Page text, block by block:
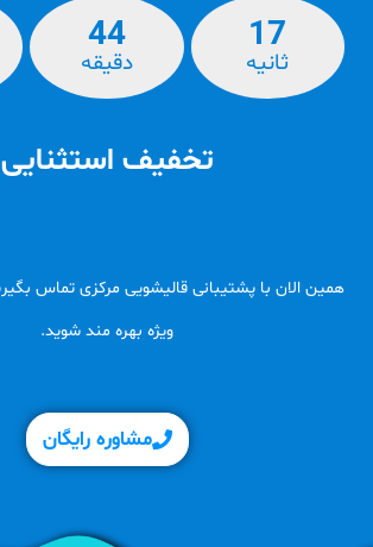
44
دقیقه
16
ثانیه
تخفیف استثنایی
ویژه بهره مند شوید.
مشاوره رایگان